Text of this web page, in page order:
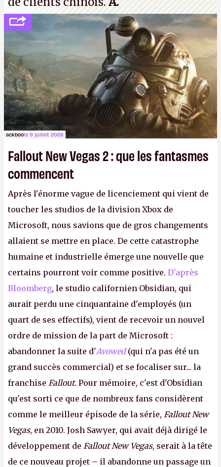
ackboole 9 juillet 2026
Fallout New Vegas 2 : que les fantasmes
commencent
Après l'énorme vague de licenciement qui vient de
toucher les studios de la division Xbox de
Microsoft, nous savions que de gros changements
allaient se mettre en place. De cette catastrophe
humaine et industrielle émerge une nouvelle que
certains pourront voir comme positive. D'après
Bloomberg, le studio californien Obsidian, qui
aurait perdu une cinquantaine d'employés (un
quart de ses effectifs), vient de recevoir un nouvel
ordre de mission de la part de Microsoft :
abandonner la suite d'Avowed(qui n'a pas été un
grand succès commercial) et se focaliser sur... la
franchise Fallout. Pour mémoire, c'est d'Obsidian
qu'est sorti ce que de nombreux fans considèrent
comme le meilleur épisode de la série, Fallout New
Vegas, en 2010. Josh Sawyer, qui avait déjà dirigé le
développement de Fallout New Vegas, serait à la tête
de ce nouveau projet – il abandonne un passage un